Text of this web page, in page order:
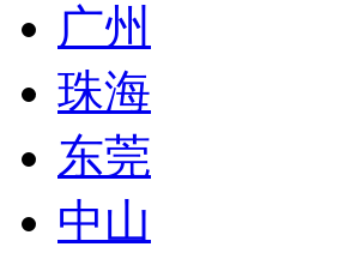
广州
珠海
东莞
中山